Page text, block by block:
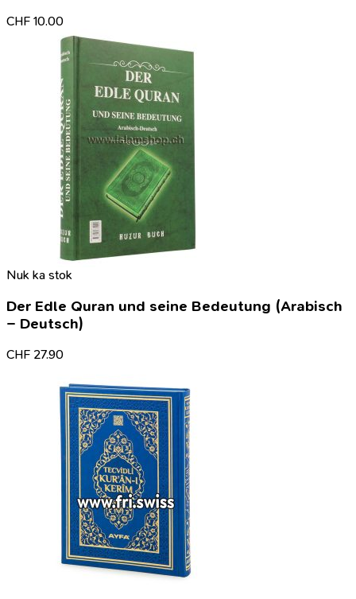
CHF 10.00
Nuk ka stok
Der Edle Quran und seine Bedeutung (Arabisch
– Deutsch)
CHF 27.90